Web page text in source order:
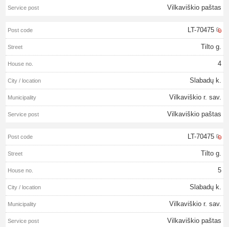
Vilkaviškio paštas
LT-70475
Tilto g.
4
Slabadų k.
Vilkaviškio r. sav.
Vilkaviškio paštas
LT-70475
Tilto g.
5
Slabadų k.
Vilkaviškio r. sav.
Vilkaviškio paštas